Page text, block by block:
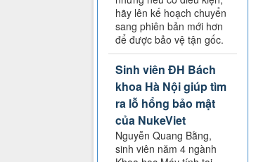
hãy lên kế hoạch chuyển
sang phiên bản mới hơn
để được bảo vệ tận gốc.
Sinh viên ĐH Bách
khoa Hà Nội giúp tìm
ra lỗ hổng bảo mật
của NukeViet
Nguyễn Quang Bằng,
sinh viên năm 4 ngành